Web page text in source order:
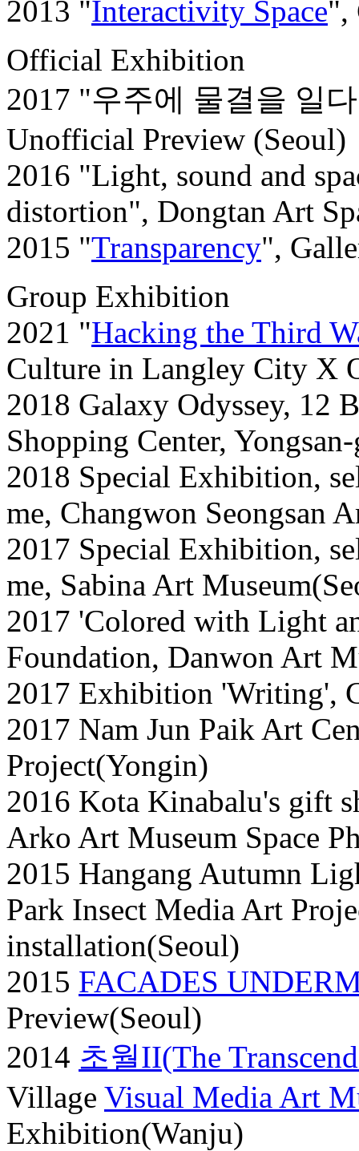
2013 "Interactivity Space",
Official Exhibition
2017 "우주에 물결을 일
Unofficial Preview (Seoul)
2016 "Light, sound and
distortion", Dongtan Art
2015 "Transparency",
Group Exhibition
2021 "Hacking the Third
Culture in Langley City X
2018 Galaxy Odyssey, 12
Shopping Center,
2018 Special Exhibition,
me, Changwon Seongsan
2017 Special Exhibition,
me, Sabina Art
2017 'Colored with Light
Foundation, Danwon Art
2017 Exhibition 'Writing',
2017 Nam Jun Paik Art
Project(Yongin)
2016 Kota Kinabalu's gift
Arko Art Museum Space
2015 Hangang Autumn
Park Insect Media Art
installation(Seoul)
2015 FACADES
Preview(Seoul)
2014 초월II(The
Village Visual Media Art
Exhibition(Wanju)